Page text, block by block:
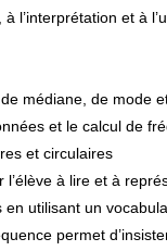
l’interprétation et à
de médiane, de mode
et le calcul de
et circulaires
l’élève à lire et à
en utilisant un
permet